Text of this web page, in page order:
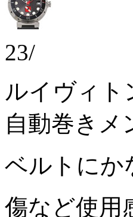
23/
ルイヴィト
自動巻きメ
ベルトにか
傷など使用